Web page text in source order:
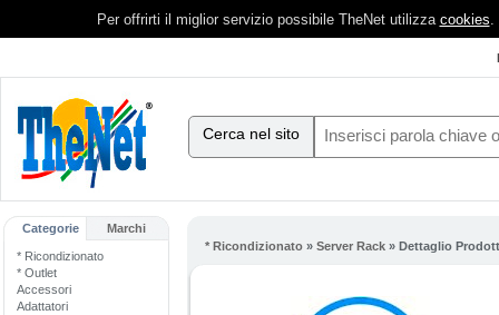
Per offrirti il miglior servizio possibile TheNet utilizza cookies.
Cerca nel sito
Categorie Marchi
* Ricondizionato
* Outlet
Accessori
Adattatori
* Ricondizionato » Server Rack » Dettaglio